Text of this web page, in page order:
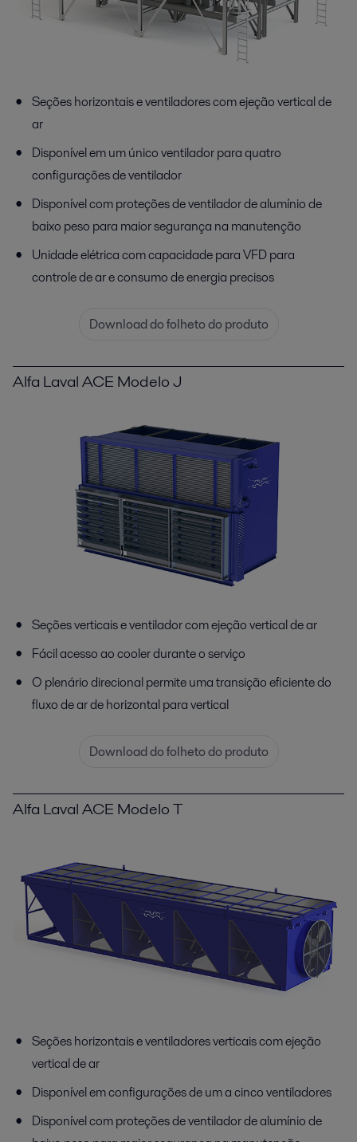
Seções horizontais e ventiladores com ejeção vertical de
ar
Disponível em um único ventilador para quatro
configurações de ventilador
Disponível com proteções de ventilador de alumínio de
baixo peso para maior segurança na manutenção
Unidade elétrica com capacidade para VFD para
controle de ar e consumo de energia precisos
Download do folheto do produto
Alfa Laval ACE Modelo J
Seções verticais e ventilador com ejeção vertical de ar
Fácil acesso ao cooler durante o serviço
O plenário direcional permite uma transição eficiente do
fluxo de ar de horizontal para vertical
Download do folheto do produto
Alfa Laval ACE Modelo T
Seções horizontais e ventiladores verticais com ejeção
vertical de ar
Disponível em configurações de um a cinco ventiladores
Disponível com proteções de ventilador de alumínio de